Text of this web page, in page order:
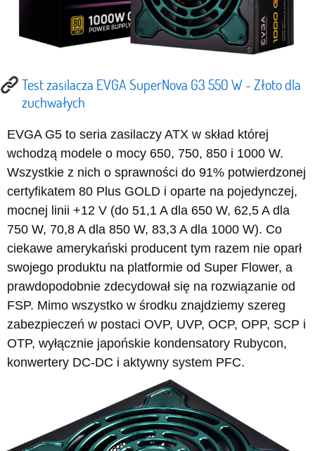
Test zasilacza EVGA SuperNova G3 550 W - Złoto dla
zuchwałych
EVGA G5 to seria zasilaczy ATX w skład której
wchodzą modele o mocy 650, 750, 850 i 1000 W.
Wszystkie z nich o sprawności do 91% potwierdzonej
certyfikatem 80 Plus GOLD i oparte na pojedynczej,
mocnej linii +12 V (do 51,1 A dla 650 W, 62,5 A dla
750 W, 70,8 A dla 850 W, 83,3 A dla 1000 W). Co
ciekawe amerykański producent tym razem nie oparł
swojego produktu na platformie od Super Flower, a
prawdopodobnie zdecydował się na rozwiązanie od
FSP. Mimo wszystko w środku znajdziemy szereg
zabezpieczeń w postaci OVP, UVP, OCP, OPP, SCP i
OTP, wyłącznie japońskie kondensatory Rubycon,
konwertery DC-DC i aktywny system PFC.